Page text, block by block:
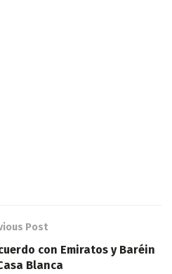
Post
con Emiratos y Baréin
Blanca